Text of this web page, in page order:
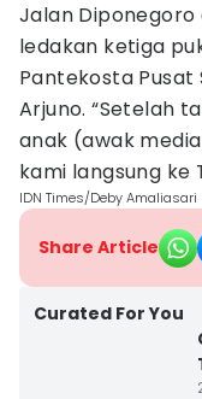
Jalan Diponegoro
ledakan ketiga
Pantekosta Pusat
Arjuno. “Setelah
anak (awak
kami langsung ke
IDN Times/Deby Amaliasari
Share Article
Curated For You